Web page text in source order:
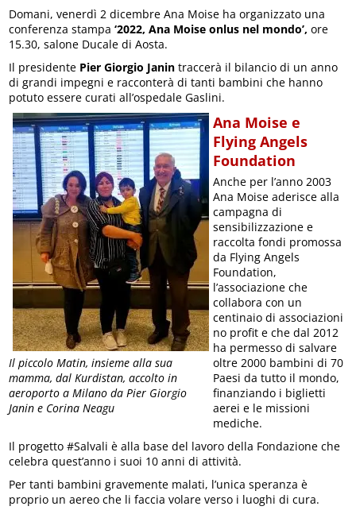
Domani, venerdì 2 dicembre Ana Moise ha organizzato una
conferenza stampa‘2022, Ana Moise onlus nel mondo’,ore
15.30, salone Ducale di Aosta.
Il presidente Pier Giorgio Janin traccerà il bilancio di un anno
di grandi impegni e racconterà di tanti bambini che hanno
potuto essere curati all’ospedale Gaslini.
Il piccolo Matin, insieme alla sua
mamma, dal Kurdistan, accolto in
aeroporto a Milano da Pier Giorgio
Janin e Corina Neagu
Ana Moise e
Flying Angels
Foundation
Anche per l’anno 2003
Ana Moise aderisce alla
campagna di
sensibilizzazione e
raccolta fondi promossa
da Flying Angels
Foundation,
l’associazione che
collabora con un
centinaio di associazioni
no profit e che dal 2012
ha permesso di salvare
oltre 2000 bambini di 70
Paesi da tutto il mondo,
finanziando i biglietti
aerei e le missioni
mediche.
Il progetto #Salvali è alla base del lavoro della Fondazione che
celebra quest’anno i suoi 10 anni di attività.
Per tanti bambini gravemente malati, l’unica speranza è
proprio un aereo che li faccia volare verso i luoghi di cura.